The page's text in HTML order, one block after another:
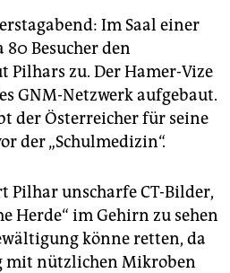
Im Saal einer
Besucher den
Pilhars zu. Der Hamer-Vize
GNM-Netzwerk aufgebaut.
der Österreicher für seine
der „Schulmedizin“.
Pilhar unscharfe CT-Bilder,
Herde“ im Gehirn zu sehen
könne retten, da
mit nützlichen Mikroben